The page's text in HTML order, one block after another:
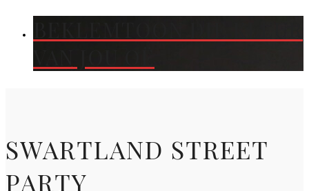
SWARTLAND STREET
PARTY